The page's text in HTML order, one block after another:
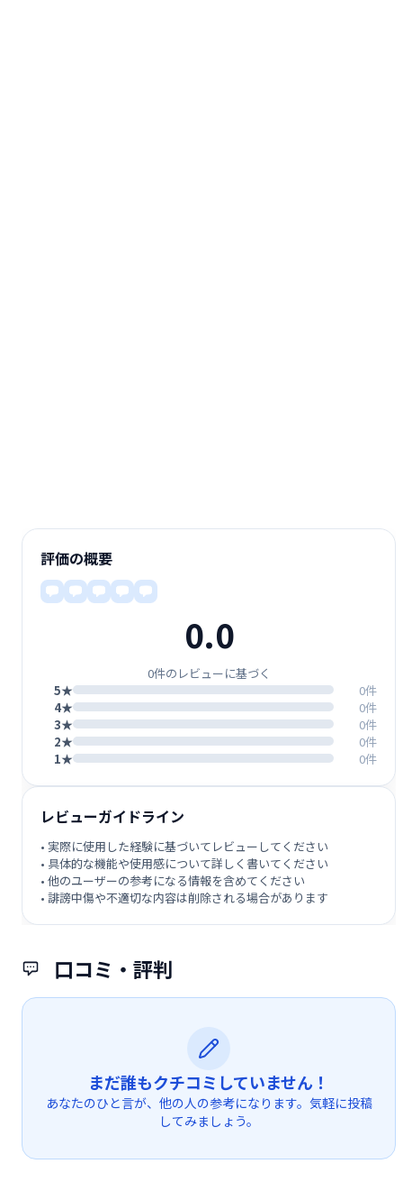
口コミ・評判
まだ誰もクチコミしていません！
あなたのひと言が、他の人の参考になります。気軽に投稿
してみましょう。
評価の概要
0.0
0件のレビューに基づく
5★
0件
4★
0件
3★
0件
2★
0件
1★
0件
レビューガイドライン
• 実際に使用した経験に基づいてレビューしてください
• 具体的な機能や使用感について詳しく書いてください
• 他のユーザーの参考になる情報を含めてください
• 誹謗中傷や不適切な内容は削除される場合があります